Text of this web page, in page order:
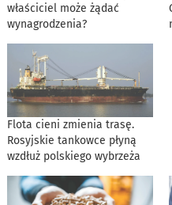
właściciel może żądać
wynagrodzenia?
Flota cieni zmienia trasę.
Rosyjskie tankowce płyną
wzdłuż polskiego wybrzeża